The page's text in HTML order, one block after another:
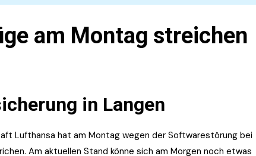
am Montag streichen
in Langen
Lufthansa hat am Montag wegen der Softwarestörung bei
Am aktuellen Stand könne sich am Morgen noch etwas